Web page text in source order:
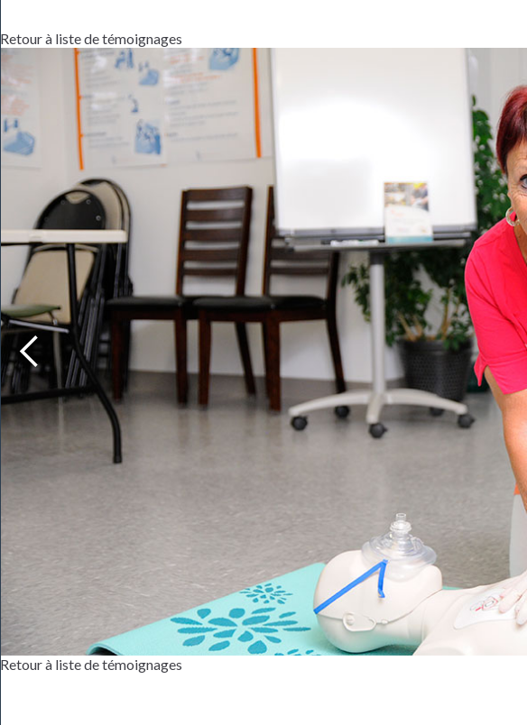
Retour à liste de témoignages
Retour à liste de témoignages